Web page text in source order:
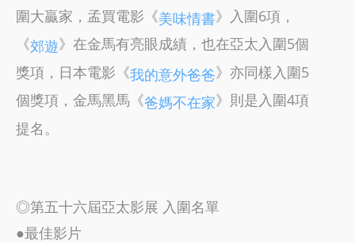
圍大贏家，孟買電影《美味情書》入圍6項，
《郊遊》在金馬有亮眼成績，也在亞太入圍5個
獎項，日本電影《我的意外爸爸》亦同樣入圍5
個獎項，金馬黑馬《爸媽不在家》則是入圍4項
提名。
◎第五十六屆亞太影展 入圍名單
●最佳影片